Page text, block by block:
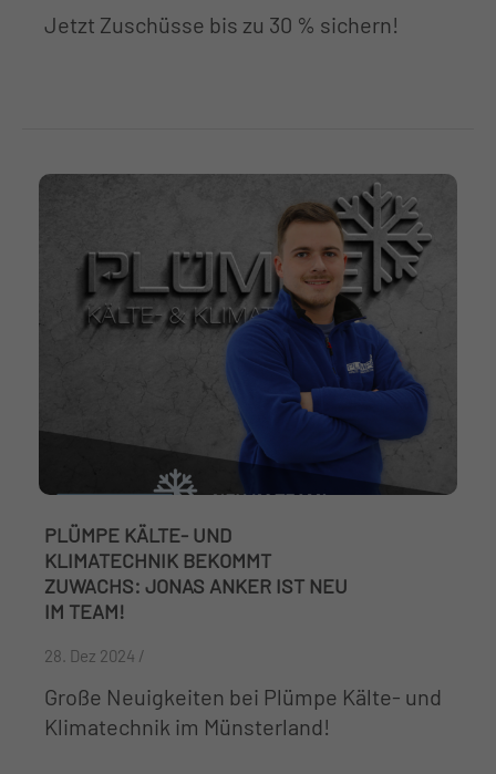
Jetzt Zuschüsse bis zu 30 % sichern!
PLÜMPE KÄLTE- UND
KLIMATECHNIK BEKOMMT
ZUWACHS: JONAS ANKER IST NEU
IM TEAM!
28. Dez 2024 /
Große Neuigkeiten bei Plümpe Kälte- und
Klimatechnik im Münsterland!